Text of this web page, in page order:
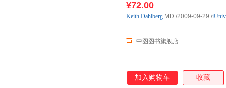
¥72.00
中图图书旗舰店
Keith Dahlberg MD /2009-09-29 /
加入购物车 收藏